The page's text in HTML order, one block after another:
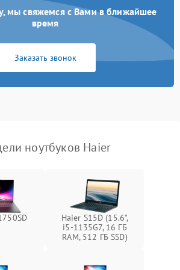
2000 ₽ Подробнее →
Подробнее →
2500 ₽ Подробнее →
мы свяжемся с Вами в ближайшее
время
Заказать звонок
ноутбуков Haier
Haier S15D (15.6",
i5-1135G7, 16 ГБ
RAM, 512 ГБ SSD)